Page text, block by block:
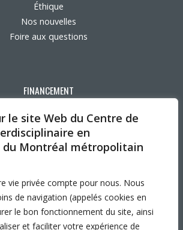
le site Web du Centre de
en
Montréal métropolitain
vie privée compte pour nous. Nous
de navigation (appelés cookies en
le bon fonctionnement du site, ainsi
et faciliter votre expérience de
Éthique
Nos nouvelles
Foire aux questions
FINANCEMENT